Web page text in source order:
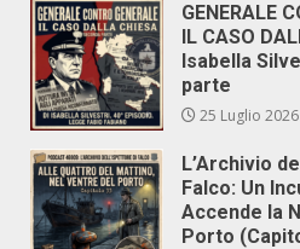
GENERALE
IL CASO
Isabella
parte
25 Luglio 2026
L’Archivio
Falco: Un
Accende la
Porto